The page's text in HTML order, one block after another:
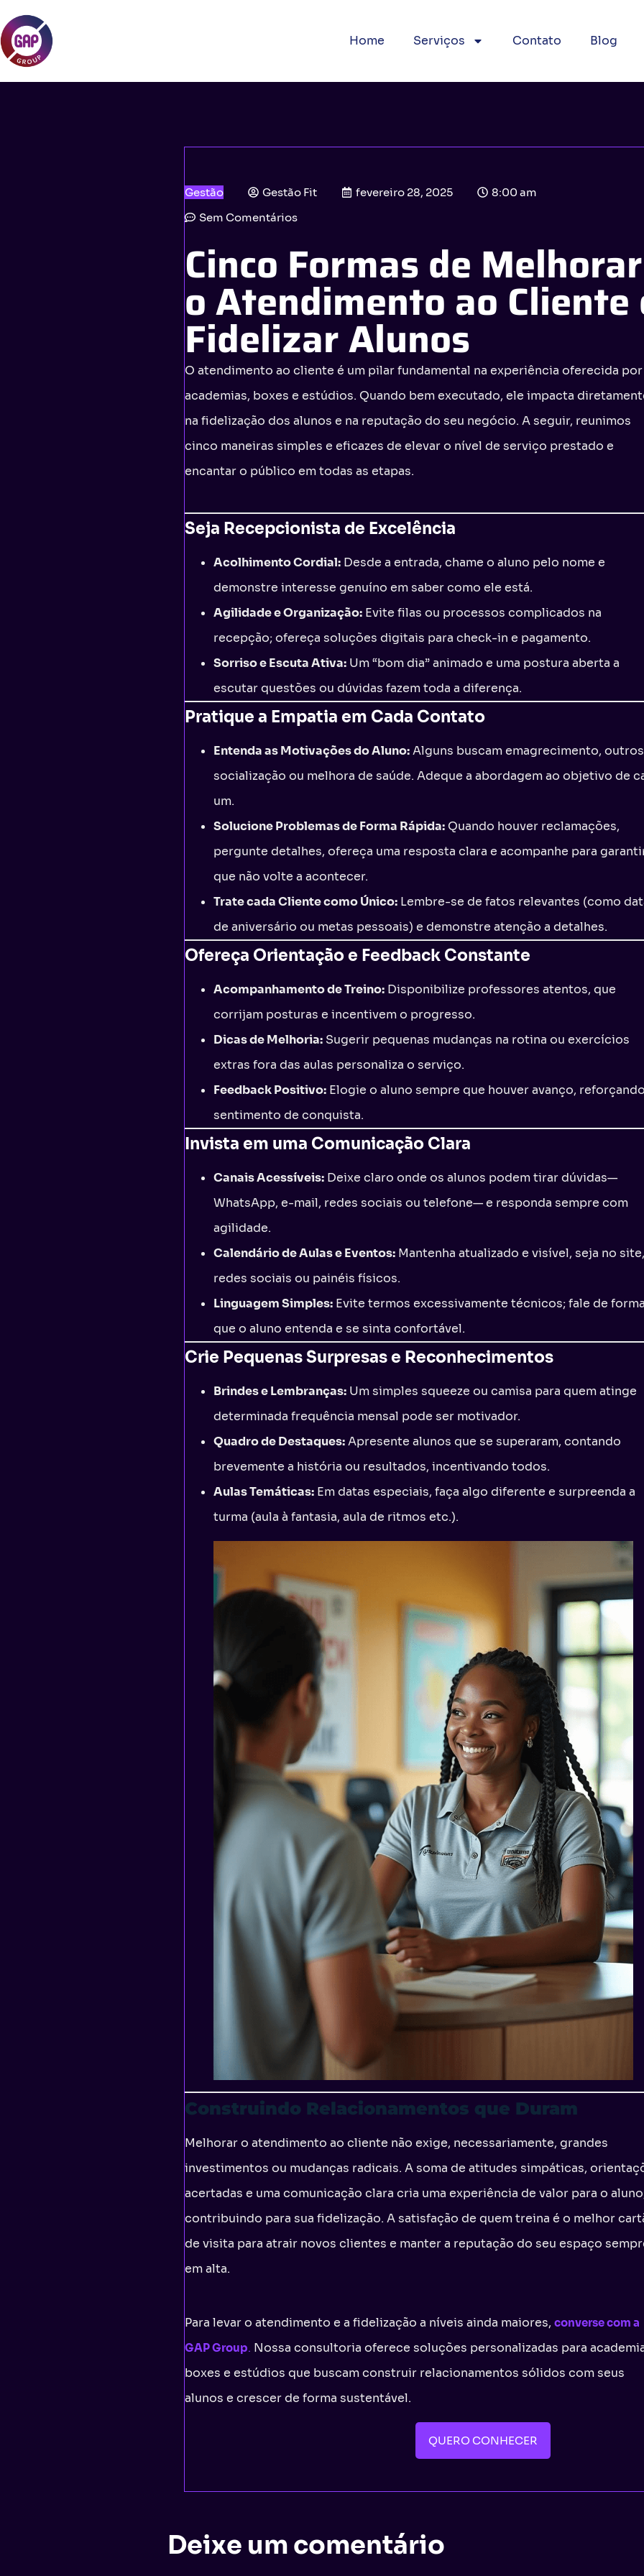
Home Serviços Contato Blog
Gestão Gestão Fit fevereiro 28, 2025
8:00 am
Sem Comentários
Cinco Formas de Melhorar
o Atendimento ao Cliente
Fidelizar Alunos
O atendimento ao cliente é um pilar fundamental na experiência oferecida por
academias, boxes e estúdios. Quando bem executado, ele impacta
na fidelização dos alunos e na reputação do seu negócio. A seguir, reunimos
cinco maneiras simples e eficazes de elevar o nível de serviço prestado e
encantar o público em todas as etapas.
Seja Recepcionista de Excelência
Acolhimento Cordial: Desde a entrada, chame o aluno pelo nome e
demonstre interesse genuíno em saber como ele está.
Agilidade e Organização: Evite filas ou processos complicados na
recepção; ofereça soluções digitais para check-in e pagamento.
Sorriso e Escuta Ativa: Um “bom dia” animado e uma postura aberta a
escutar questões ou dúvidas fazem toda a diferença.
Pratique a Empatia em Cada Contato
Entenda as Motivações do Aluno:Alguns buscam emagrecimento,
socialização ou melhora de saúde. Adeque a abordagem ao objetivo de
um.
Solucione Problemas de Forma Rápida: Quando houver reclamações,
pergunte detalhes, ofereça uma resposta clara e acompanhe para
que não volte a acontecer.
Trate cada Cliente como Único: Lembre-se de fatos relevantes (como
de aniversário ou metas pessoais) e demonstre atenção a detalhes.
Ofereça Orientação e Feedback Constante
Acompanhamento de Treino: Disponibilize professores atentos, que
corrijam posturas e incentivem o progresso.
Dicas de Melhoria: Sugerir pequenas mudanças na rotina ou exercícios
extras fora das aulas personaliza o serviço.
Feedback Positivo: Elogie o aluno sempre que houver avanço,
sentimento de conquista.
Invista em uma Comunicação Clara
Canais Acessíveis: Deixe claro onde os alunos podem tirar dúvidas—
WhatsApp, e-mail, redes sociais ou telefone— e responda sempre com
agilidade.
Calendário de Aulas e Eventos: Mantenha atualizado e visível, seja no
redes sociais ou painéis físicos.
Linguagem Simples: Evite termos excessivamente técnicos; fale de
que o aluno entenda e se sinta confortável.
Crie Pequenas Surpresas e Reconhecimentos
Brindes e Lembranças: Um simples squeeze ou camisa para quem atinge
determinada frequência mensal pode ser motivador.
Quadro de Destaques:Apresente alunos que se superaram, contando
brevemente a história ou resultados, incentivando todos.
Aulas Temáticas: Em datas especiais, faça algo diferente e surpreenda a
turma (aula à fantasia, aula de ritmos etc.).
Construindo Relacionamentos que Duram
Melhorar o atendimento ao cliente não exige, necessariamente, grandes
investimentos ou mudanças radicais. A soma de atitudes simpáticas,
acertadas e uma comunicação clara cria uma experiência de valor para o
contribuindo para sua fidelização. A satisfação de quem treina é o melhor
de visita para atrair novos clientes e manter a reputação do seu espaço
em alta.
Para levar o atendimento e a fidelização a níveis ainda maiores,converse com a
GAP Group. Nossa consultoria oferece soluções personalizadas para
boxes e estúdios que buscam construir relacionamentos sólidos com seus
alunos e crescer de forma sustentável.
QUERO CONHECER
Deixe um comentário